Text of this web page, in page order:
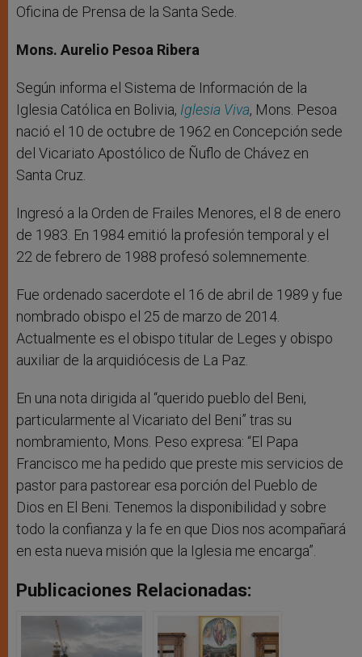
Oficina de Prensa de la Santa Sede.
Mons. Aurelio Pesoa Ribera
Según informa el Sistema de Información de la
Iglesia Católica en Bolivia, Iglesia Viva, Mons. Pesoa
nació el 10 de octubre de 1962 en Concepción sede
del Vicariato Apostólico de Ñuflo de Chávez en
Santa Cruz.
Ingresó a la Orden de Frailes Menores, el 8 de enero
de 1983. En 1984 emitió la profesión temporal y el
22 de febrero de 1988 profesó solemnemente.
Fue ordenado sacerdote el 16 de abril de 1989 y fue
nombrado obispo el 25 de marzo de 2014.
Actualmente es el obispo titular de Leges y obispo
auxiliar de la arquidiócesis de La Paz.
En una nota dirigida al “querido pueblo del Beni,
particularmente al Vicariato del Beni” tras su
nombramiento, Mons. Peso expresa: “El Papa
Francisco me ha pedido que preste mis servicios de
pastor para pastorear esa porción del Pueblo de
Dios en El Beni. Tenemos la disponibilidad y sobre
todo la confianza y la fe en que Dios nos acompañará
en esta nueva misión que la Iglesia me encarga”.
Publicaciones Relacionadas: